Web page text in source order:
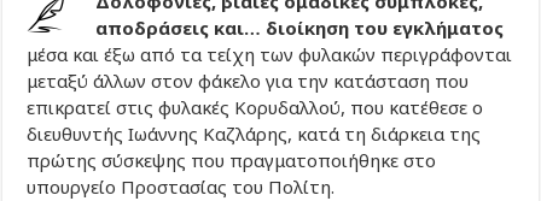
αποδράσεις και… διοίκηση του εγκλήματος
μέσα και έξω από τα τείχη των φυλακών περιγράφονται
μεταξύ άλλων στον φάκελο για την κατάσταση που
επικρατεί στις φυλακές Κορυδαλλού, που κατέθεσε ο
διευθυντής Ιωάννης Καζλάρης, κατά τη διάρκεια της
πρώτης σύσκεψης που πραγματοποιήθηκε στο
υπουργείο Προστασίας του Πολίτη.